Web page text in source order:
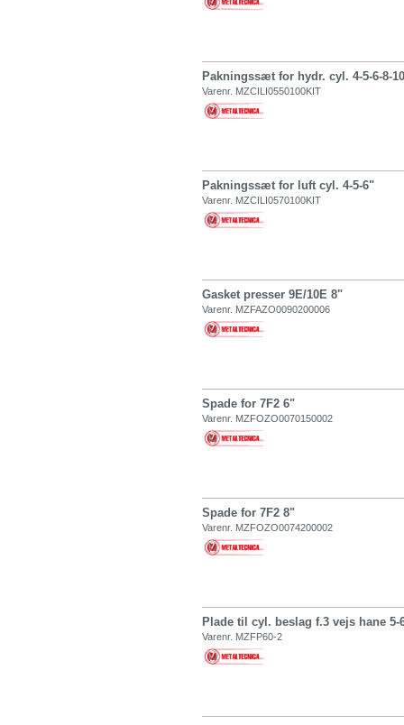
Pakningssæt for hydr. cyl. 4-5-6-8-
Varenr. MZCILI0550100KIT
Pakningssæt for luft cyl. 4-5-6"
Varenr. MZCILI0570100KIT
Gasket presser 9E/10E 8"
Varenr. MZFAZO0090200006
Spade for 7F2 6"
Varenr. MZFOZO0070150002
Spade for 7F2 8"
Varenr. MZFOZO0074200002
Plade til cyl. beslag f.3 vejs hane 5-
Varenr. MZFP60-2